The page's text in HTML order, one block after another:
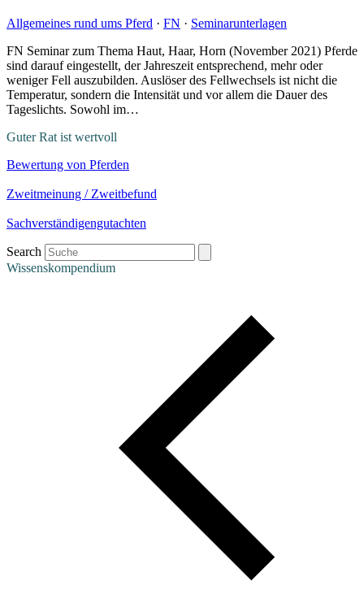
Allgemeines rund ums Pferd · FN · Seminarunterlagen
FN Seminar zum Thema Haut, Haar, Horn (November 2021) Pferde
sind darauf eingestellt, der Jahreszeit entsprechend, mehr oder
weniger Fell auszubilden. Auslöser des Fellwechsels ist nicht die
Temperatur, sondern die Intensität und vor allem die Dauer des
Tageslichts. Sowohl im…
Guter Rat ist wertvoll
Bewertung von Pferden
Zweitmeinung / Zweitbefund
Sachverständigengutachten
Search
Wissenskompendium